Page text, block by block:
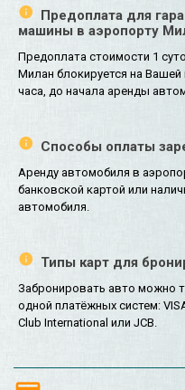
Предоплата для
машины в аэропорту
Предоплата стоимости 1
Милан блокируется на Вашей
часа, до начала аренды
Способы оплаты
Аренду автомобиля в
банковской картой или
автомобиля.
Типы карт для
Забронировать авто можно
одной платёжных систем:
Club International или JCB.